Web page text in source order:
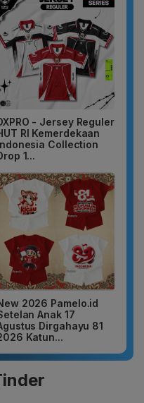
- Jersey Reguler
RI Kemerdekaan
Collection
1...
2026 Pamelo.id
Anak 17
Dirgahayu 81
Katun...